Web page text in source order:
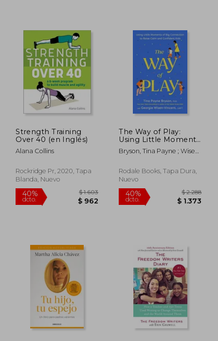
40%
dcto.
$ 6.824
$ 4.094
40%
dcto.
Strength Training
Over 40 (en Inglés)
Alana Collins
Rockridge Pr, 2020, Tapa
Blanda, Nuevo
The Way of Play:
Using Little Moments
of Big Connection to
Raise Calm and
Inglés)
Bryson, Tina Payne ; Wisen-
Rodale Books, Tapa Dura,
Nuevo